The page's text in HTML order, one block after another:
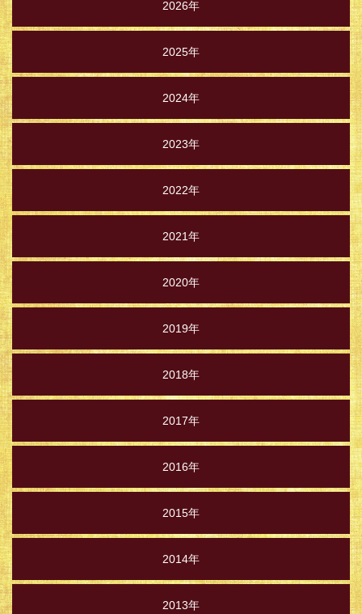
2026年
2025年
2024年
2023年
2022年
2021年
2020年
2019年
2018年
2017年
2016年
2015年
2014年
2013年